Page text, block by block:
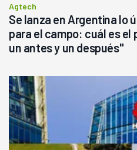
Agtech
Se lanza en Argentina lo
para el campo: cuál es el
un antes y un después"